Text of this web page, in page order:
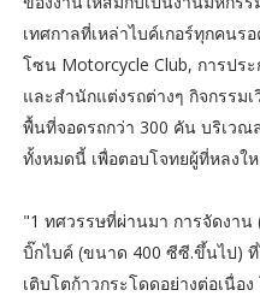
เทศกาลที่เหล่าไบค์เกอร์ทุกคน
โซน Motorcycle Club, การปร
และสำนักแต่งรถต่างๆ กิจกรรม
พื้นที่จอดรถกว่า 300 คัน บริเว
ทั้งหมดนี้ เพื่อตอบโจทยผู้ที่หลงใ
"1 ทศวรรษที่ผ่านมา การจัดงาน
บิ๊กไบค์ (ขนาด 400 ซีซี.ขึ้นไป)
เติบโตก้าวกระโดดอย่างต่อเนื่อ